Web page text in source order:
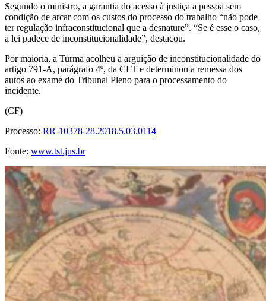
Segundo o ministro, a garantia do acesso à justiça a pessoa sem
condição de arcar com os custos do processo do trabalho “não pode
ter regulação infraconstitucional que a desnature”. “Se é esse o caso,
a lei padece de inconstitucionalidade”, destacou.
Por maioria, a Turma acolheu a arguição de inconstitucionalidade do
artigo 791-A, parágrafo 4º, da CLT e determinou a remessa dos
autos ao exame do Tribunal Pleno para o processamento do
incidente.
(CF)
Processo: RR-10378-28.2018.5.03.0114
Fonte: www.tst.jus.br